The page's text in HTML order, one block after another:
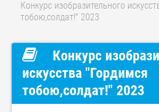
Конкурс изобразительного
тобою,солдат!" 2023
Конкурс
искусства "Гордимся
тобою,солдат!" 2023